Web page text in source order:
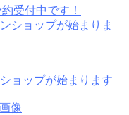
受付中です！
ョップが始まります